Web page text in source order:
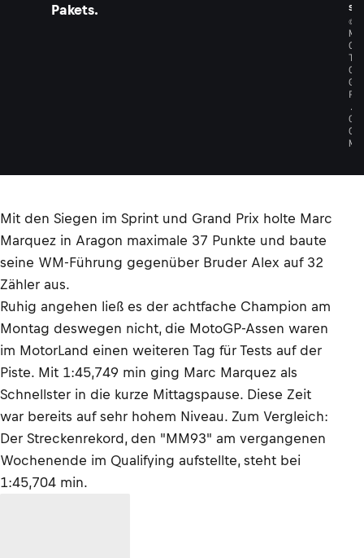
Pakets.
s
©
M
O
T
O
G
P
.
C
O
M
Mit den Siegen im Sprint und Grand Prix holte Marc
Marquez in Aragon maximale 37 Punkte und baute
seine WM-Führung gegenüber Bruder Alex auf 32
Zähler aus.
Ruhig angehen ließ es der achtfache Champion am
Montag deswegen nicht, die MotoGP-Assen waren
im MotorLand einen weiteren Tag für Tests auf der
Piste. Mit 1:45,749 min ging Marc Marquez als
Schnellster in die kurze Mittagspause. Diese Zeit
war bereits auf sehr hohem Niveau. Zum Vergleich:
Der Streckenrekord, den "MM93" am vergangenen
Wochenende im Qualifying aufstellte, steht bei
1:45,704 min.